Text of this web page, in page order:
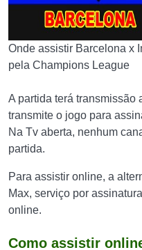
Onde assistir Barcelona x
pela Champions League
A partida terá transmissão
transmite o jogo para
Na Tv aberta, nenhum
partida.
Para assistir online, a
Max, serviço por
online.
Como assistir